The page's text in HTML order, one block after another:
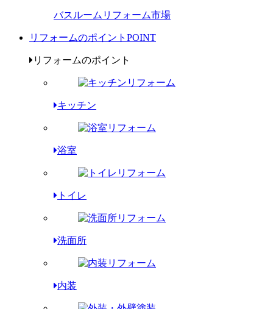
バスルームリフォーム市場
リフォームのポイント POINT
リフォームのポイント
キッチン
浴室
トイレ
洗面所
内装